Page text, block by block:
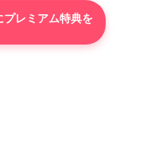
レミアム特典を